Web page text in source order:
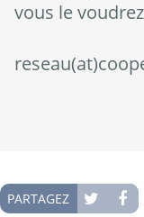
vous le
PARTAGEZ